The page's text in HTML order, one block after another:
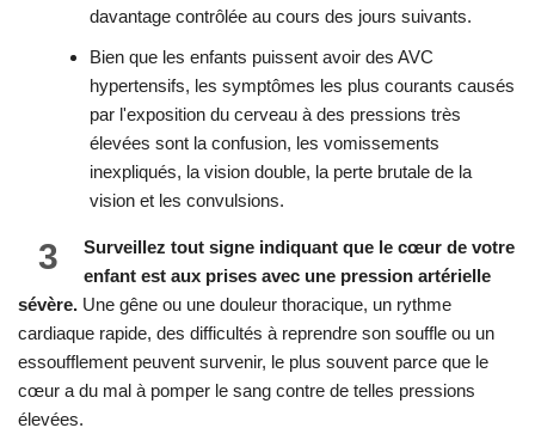
davantage contrôlée au cours des jours suivants.
Bien que les enfants puissent avoir des AVC
hypertensifs, les symptômes les plus courants causés
par l'exposition du cerveau à des pressions très
élevées sont la confusion, les vomissements
inexpliqués, la vision double, la perte brutale de la
vision et les convulsions.
3
Surveillez tout signe indiquant que le cœur de votre
enfant est aux prises avec une pression artérielle
sévère. Une gêne ou une douleur thoracique, un rythme
cardiaque rapide, des difficultés à reprendre son souffle ou un
essoufflement peuvent survenir, le plus souvent parce que le
cœur a du mal à pomper le sang contre de telles pressions
élevées.